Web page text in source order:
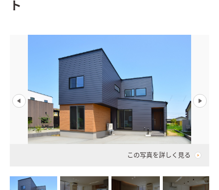
ト
この写真を詳しく見る